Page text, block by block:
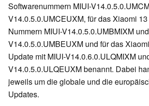
Softwarenummern MIUI-
V14.0.5.0.UMCEUXM, für das Xiaomi
Nummern MIUI-V14.0.5.0.UMBMIXM
V14.0.5.0.UMBEUXM und für das
Update mit MIUI-V14.0.6.0.ULQMIXM
V14.0.5.0.ULQEUXM benannt. Dabei
jeweils um die globale und die
Updates.